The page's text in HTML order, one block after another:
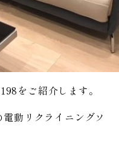
をご紹介します。
動リクライニングソ